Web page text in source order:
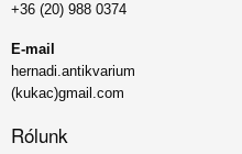
+36 (20) 988 0374
E-mail
hernadi.antikvarium
(kukac)gmail.com
Rólunk